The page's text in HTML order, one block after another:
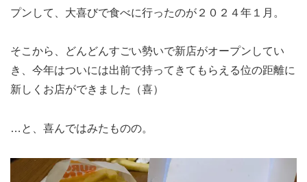
プンして、大喜びで食べに行ったのが２０２４年１月。
そこから、どんどんすごい勢いで新店がオープンしてい
き、今年はついには出前で持ってきてもらえる位の距離に
新しくお店ができました（喜）
…と、喜んではみたものの。